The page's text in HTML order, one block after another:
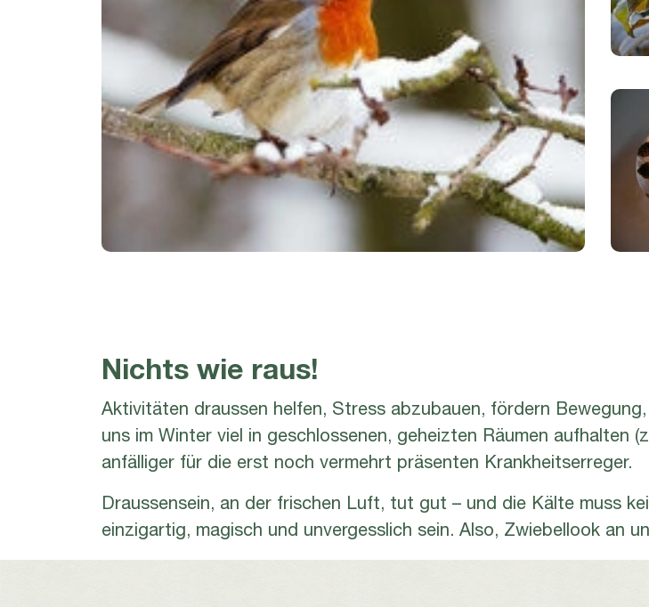
Nichts wie raus!
Aktivitäten draussen helfen, Stress abzubauen, fördern
uns im Winter viel in geschlossenen, geheizten Räumen aufhalten
anfälliger für die erst noch vermehrt präsenten Krankheitserreger.
Draussensein, an der frischen Luft, tut gut – und die Kälte muss
einzigartig, magisch und unvergesslich sein. Also, Zwiebellook an